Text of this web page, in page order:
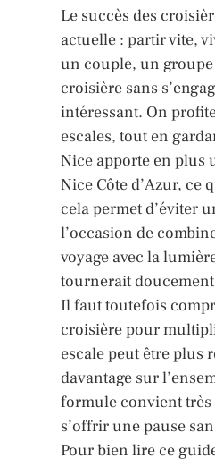
Le succès des
actuelle : partir vite,
un couple, un groupe
croisière sans
intéressant. On
escales, tout en
Nice apporte en plus
Nice Côte d’Azur, ce
cela permet d’éviter
l’occasion de
voyage avec la
tournerait doucement
Il faut toutefois
croisière pour
escale peut être plus
davantage sur
formule convient très
s’offrir une pause
Pour bien lire ce